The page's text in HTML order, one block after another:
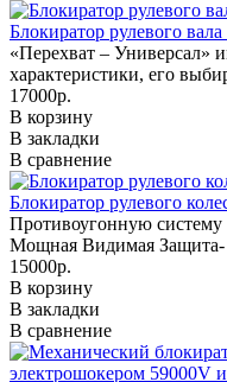
Блокиратор рулевого
«Перехват – Универсал»
характеристики, его
17000р.
В корзину
В закладки
В сравнение
Блокиратор рулевого
Противоугонную
Мощная Видимая Защита-
15000р.
В корзину
В закладки
В сравнение